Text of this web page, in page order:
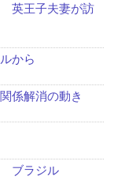
英王子夫妻が訪
から
係解消の動き
ブラジル